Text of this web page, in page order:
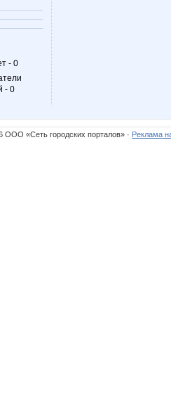
- 0
- 0
ООО «Сеть городских порталов» · Реклама